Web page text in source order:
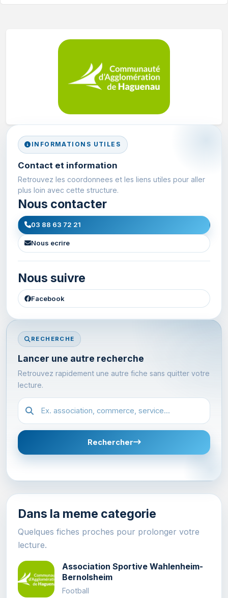
INFORMATIONS UTILES
Contact et information
Retrouvez les coordonnees et les liens utiles pour aller
plus loin avec cette structure.
Nous contacter
03 88 63 72 21
Nous ecrire
Nous suivre
Facebook
RECHERCHE
Lancer une autre recherche
Retrouvez rapidement une autre fiche sans quitter votre
lecture.
Recherche dans l'annuaire
Rechercher
Dans la meme categorie
Quelques fiches proches pour prolonger votre
lecture.
Association Sportive Wahlenheim-
Bernolsheim
Football